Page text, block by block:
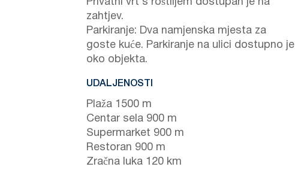
Privatni vrt s roštiljem dostupan je na
zahtjev.
Parkiranje: Dva namjenska mjesta za
goste kuće. Parkiranje na ulici dostupno je
oko objekta.
UDALJENOSTI
Plaža 1500 m
Centar sela 900 m
Supermarket 900 m
Restoran 900 m
Zračna luka 120 km